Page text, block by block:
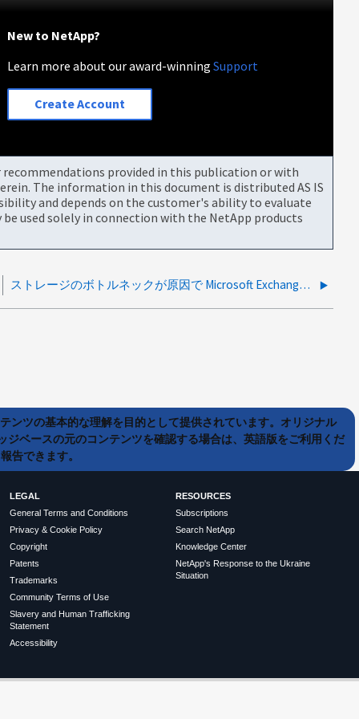
New to NetApp?
Learn more about our award-winningSupport
Create Account
provided in this publication or with
The information in this document is distributed AS IS
and depends on the customer's ability to evaluate
used solely in connection with the NetApp products
ストレージのボトルネックが原因で Microsoft Exchange サーバーの動作が遅くなっている可能性はありますか？
ンツの基本的な理解を目的として提供されています。オリジナル
ベースの元のコンテンツを確認する場合は、英語版をご利用くだ
告できます。
LEGAL
General Terms and Conditions
Privacy & Cookie Policy
Copyright
Patents
Trademarks
Community Terms of Use
Slavery and Human Trafficking
Statement
Accessibility
RESOURCES
Subscriptions
Search NetApp
Knowledge Center
NetApp's Response to the Ukraine
Situation